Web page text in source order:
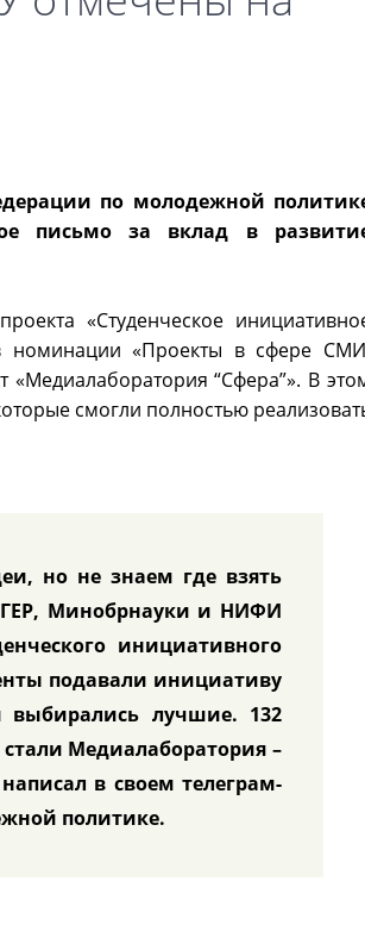
по молодежной
письмо за вклад в
«Студенческое
номинации «Проекты в сфере
«Медиалаборатория “Сфера”». В
смогли полностью
но не знаем где взять
Минобрнауки и НИФИ
инициативного
подавали инициативу
выбирались лучшие. 132
Медиалаборатория –
в своем телеграм-
политике.